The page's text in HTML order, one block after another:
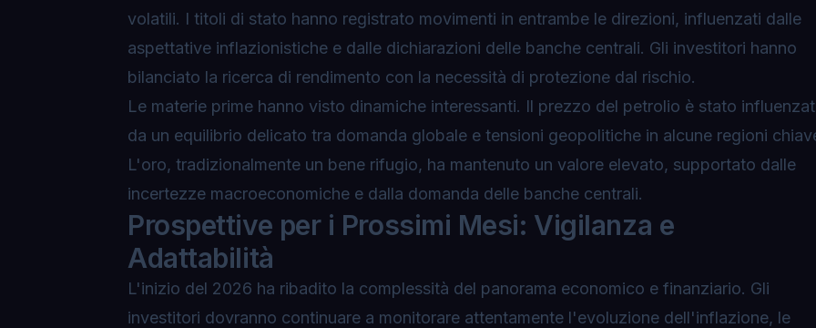
volatili. I titoli di stato hanno registrato movimenti in entrambe le direzioni, influenzati dalle
aspettative inflazionistiche e dalle dichiarazioni delle banche centrali. Gli investitori hanno
bilanciato la ricerca di rendimento con la necessità di protezione dal rischio.
Le materie prime hanno visto dinamiche interessanti. Il prezzo del petrolio è stato
da un equilibrio delicato tra domanda globale e tensioni geopolitiche in alcune regioni
L'oro, tradizionalmente un bene rifugio, ha mantenuto un valore elevato, supportato dalle
incertezze macroeconomiche e dalla domanda delle banche centrali.
Prospettive per i Prossimi Mesi: Vigilanza e
Adattabilità
L'inizio del 2026 ha ribadito la complessità del panorama economico e finanziario. Gli
investitori dovranno continuare a monitorare attentamente l'evoluzione dell'inflazione, le